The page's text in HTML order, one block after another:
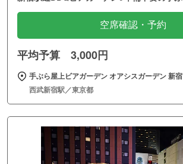
空席確認・予約
平均予算 3,000円
手ぶら屋上ビアガーデン オアシスガーデン 新宿
西武新宿駅／東京都